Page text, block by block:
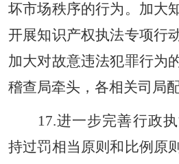
坏市场秩序的行为。加大
开展知识产权执法专项行
加大对故意违法犯罪行为
稽查局牵头，各相关司局配
17.进一步完善行政
持过罚相当原则和比例原